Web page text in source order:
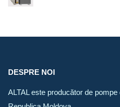
DESPRE NOI
ALTAL este producător de